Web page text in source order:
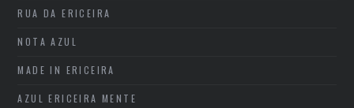
RUA DA ERICEIRA
NOTA AZUL
MADE IN ERICEIRA
AZUL ERICEIRA MENTE